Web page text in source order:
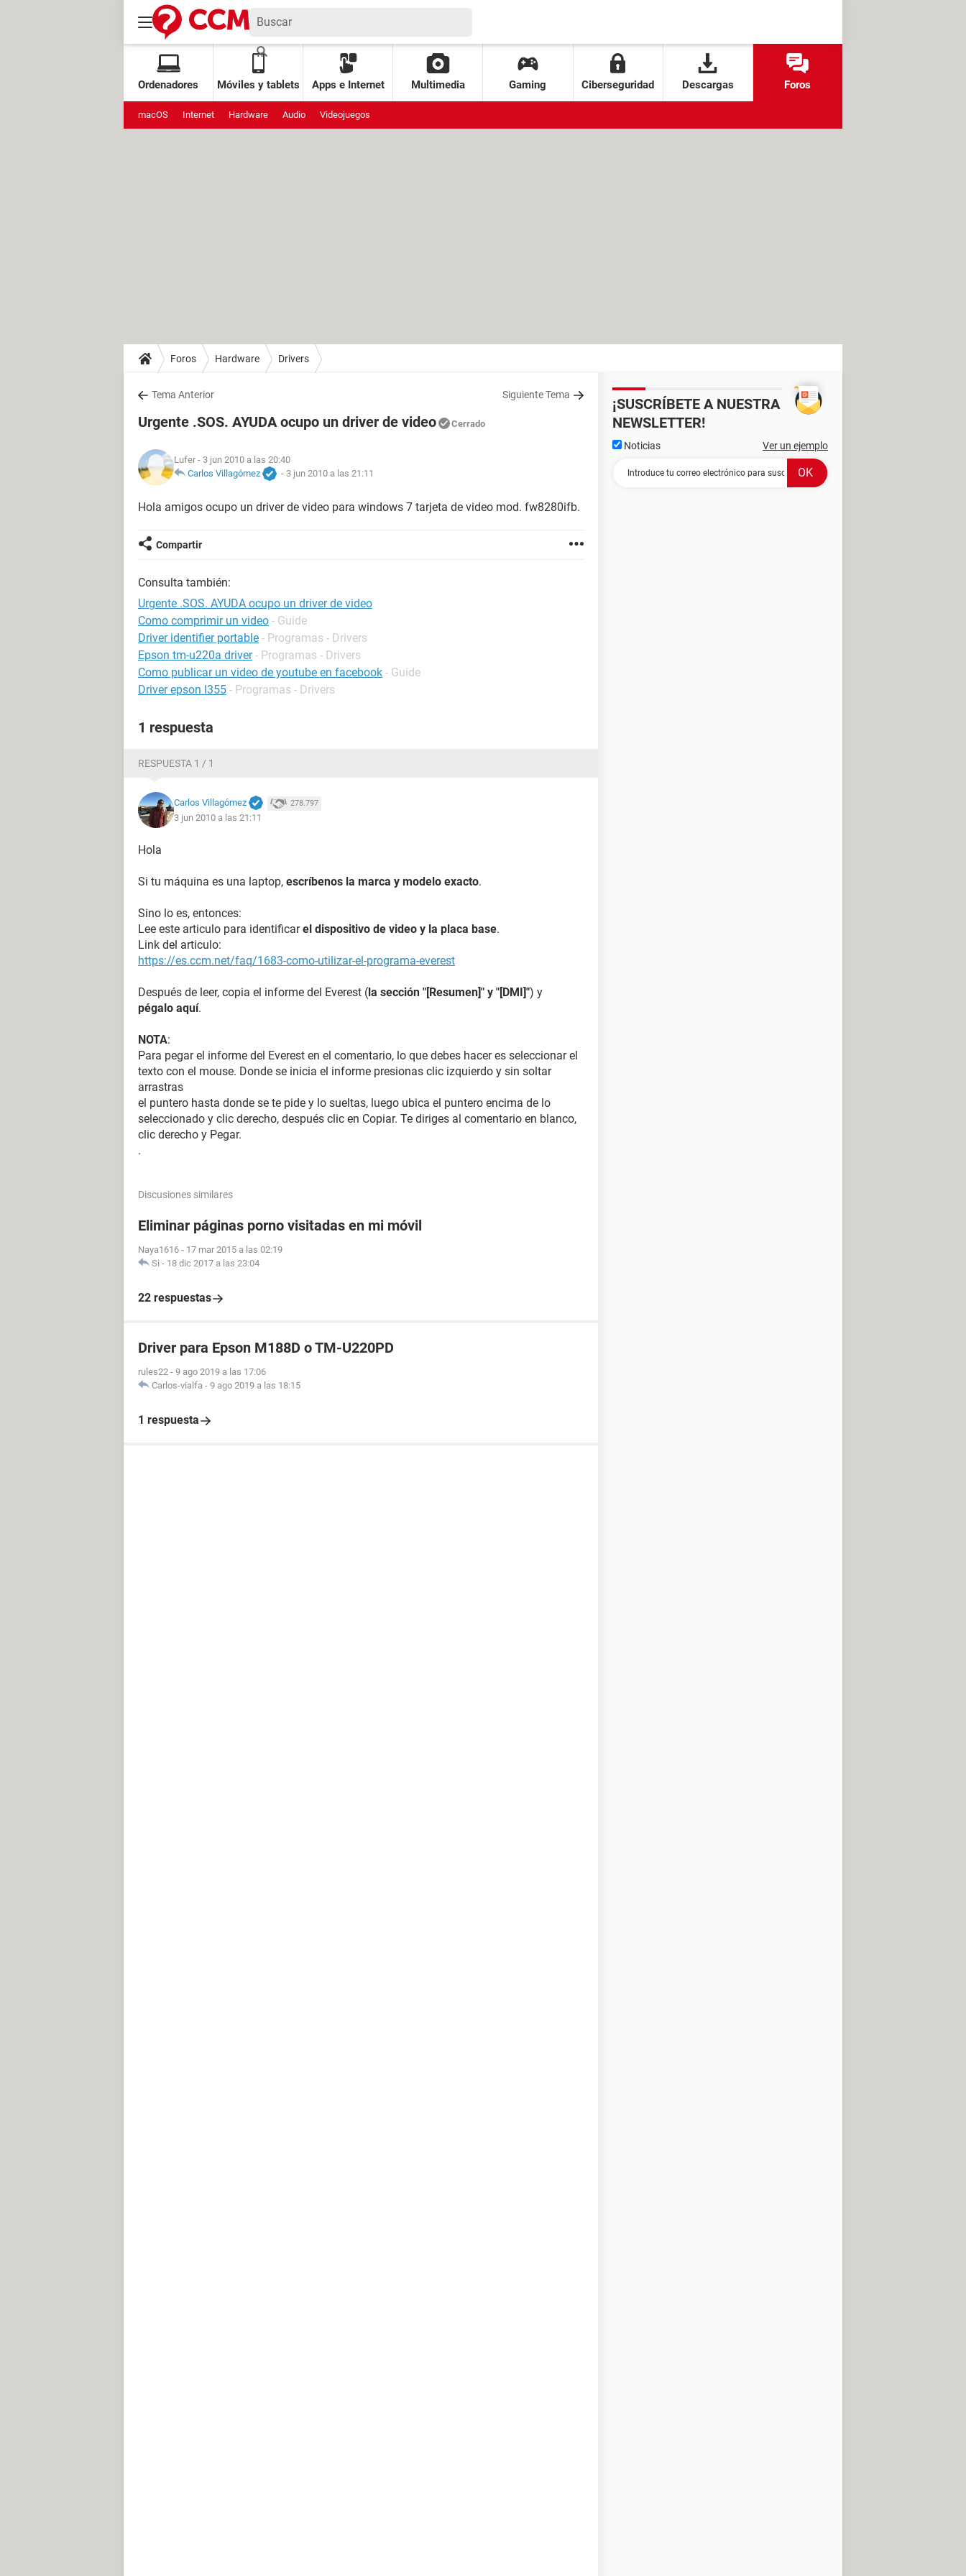
Ordenadores Móviles y tablets Apps e Internet Multimedia Gaming Ciberseguridad Descargas Foros
macOS Internet Hardware Audio Videojuegos
Foros Hardware Drivers
Tema Anterior Siguiente Tema
Urgente .SOS. AYUDA ocupo un driver de video Cerrado
Lufer - 3 jun 2010 a las 20:40
Carlos Villagómez
- 3 jun 2010 a las 21:11
Hola amigos ocupo un driver de video para windows 7 tarjeta de video mod. fw8280ifb.
Compartir
Consulta también:
Urgente .SOS. AYUDA ocupo un driver de video
Como comprimir un video - Guide
Driver identifier portable - Programas - Drivers
Epson tm-u220a driver - Programas - Drivers
Como publicar un video de youtube en facebook - Guide
Driver epson l355 - Programas - Drivers
1 respuesta
RESPUESTA 1 / 1
Carlos Villagómez 278.797
3 jun 2010 a las 21:11
Hola
Si tu máquina es una laptop, escríbenos la marca y modelo exacto.
Sino lo es, entonces:
Lee este articulo para identificarel dispositivo de video y la placa base.
Link del articulo:
https://es.ccm.net/faq/1683-como-utilizar-el-programa-everest
Después de leer, copia el informe del Everest (la sección "[Resumen]" y "[DMI]") y
pégalo aquí.
NOTA:
Para pegar el informe del Everest en el comentario, lo que debes hacer es seleccionar el
texto con el mouse. Donde se inicia el informe presionas clic izquierdo y sin soltar
arrastras
el puntero hasta donde se te pide y lo sueltas, luego ubica el puntero encima de lo
seleccionado y clic derecho, después clic en Copiar. Te diriges al comentario en blanco,
clic derecho y Pegar.
.
Discusiones similares
Eliminar páginas porno visitadas en mi móvil
Naya1616 - 17 mar 2015 a las 02:19
Si - 18 dic 2017 a las 23:04
22 respuestas
Driver para Epson M188D o TM-U220PD
rules22 - 9 ago 2019 a las 17:06
Carlos-vialfa - 9 ago 2019 a las 18:15
1 respuesta
¡SUSCRÍBETE A NUESTRA
NEWSLETTER!
Noticias Ver un ejemplo